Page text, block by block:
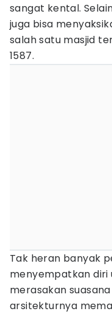
sangat kental.
juga bisa
salah satu masjid
1587.
Tak heran banyak
menyempatkan diri
merasakan
arsitekturnya